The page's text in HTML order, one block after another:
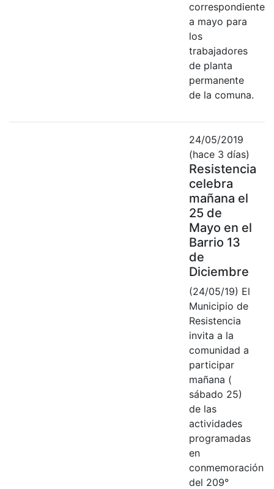
correspondiente
a mayo para
los
trabajadores
de planta
permanente
de la comuna.
24/05/2019
(hace 3 días)
Resistencia
celebra
mañana el
25 de
Mayo en el
Barrio 13
de
Diciembre
(24/05/19) El
Municipio de
Resistencia
invita a la
comunidad a
participar
mañana (
sábado 25)
de las
actividades
programadas
en
conmemoración
del 209°